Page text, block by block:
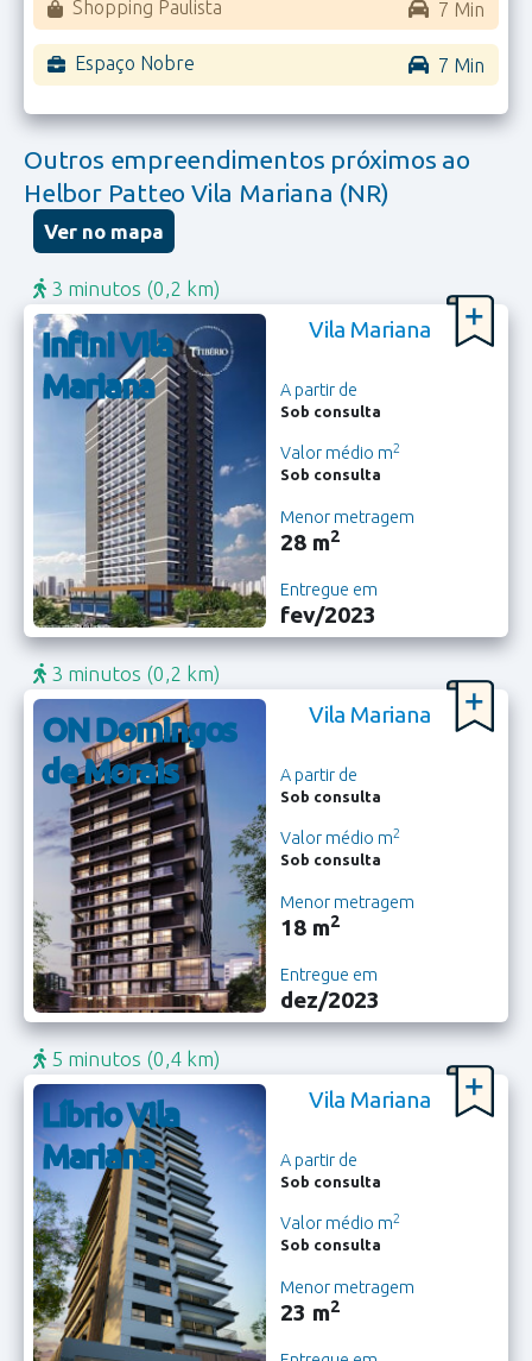
Shopping Paulista 7 Min
Espaço Nobre 7 Min
Outros empreendimentos próximos ao
Helbor Patteo Vila Mariana (NR)
Ver no mapa
3 minutos (0,2 km)
Infini Vila
Mariana
Vila Mariana
A partir de
Sob consulta
Valor médio m2
Sob consulta
Menor metragem
28 m2
Entregue em
fev/2023
3 minutos (0,2 km)
ON Domingos
de Morais
Vila Mariana
A partir de
Sob consulta
Valor médio m2
Sob consulta
Menor metragem
18 m2
Entregue em
dez/2023
5 minutos (0,4 km)
Líbrio Vila
Mariana
Vila Mariana
A partir de
Sob consulta
Valor médio m2
Sob consulta
Menor metragem
23 m2